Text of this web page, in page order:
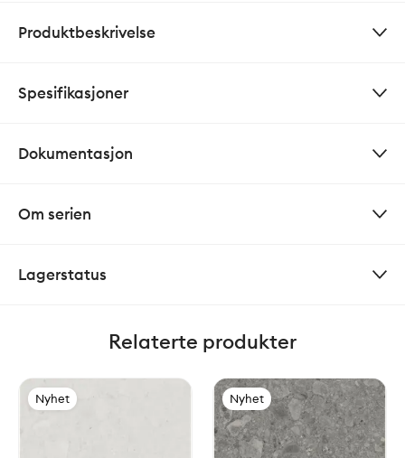
Produktbeskrivelse
Spesifikasjoner
Dokumentasjon
Om serien
Lagerstatus
Relaterte produkter
Nyhet Nyhet